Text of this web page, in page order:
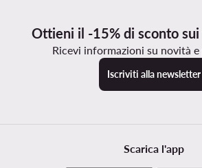
Ottieni il -15% di sconto
Ricevi informazioni su novità
Iscriviti alla newsletter
Scarica l'app